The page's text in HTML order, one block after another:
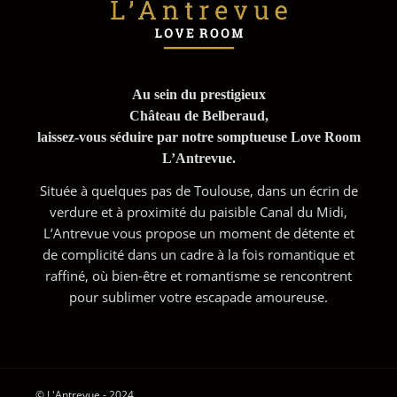
Au sein du prestigieux
Château de Belberaud,
laissez-vous séduire par notre somptueuse Love Room
L’Antrevue.
Située à quelques pas de Toulouse, dans un écrin de
verdure et à proximité du paisible Canal du Midi,
L’Antrevue vous propose un moment de détente et
de complicité dans un cadre à la fois romantique et
raffiné, où bien-être et romantisme se rencontrent
pour sublimer votre escapade amoureuse.